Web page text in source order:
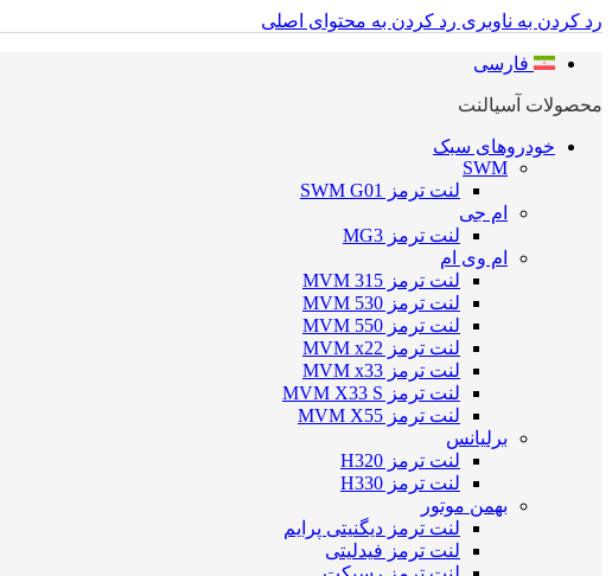
رد کردن به ناوبری رد کردن به محتوای اصلی
فارسی
محصولات آسیالنت
خودروهای سبک
SWM
لنت ترمز SWM G01
ام جی
لنت ترمز MG3
ام وی ام
لنت ترمز MVM 315
لنت ترمز MVM 530
لنت ترمز MVM 550
لنت ترمز MVM x22
لنت ترمز MVM x33
لنت ترمز MVM X33 S
لنت ترمز MVM X55
برلیانس
لنت ترمز H320
لنت ترمز H330
بهمن موتور
لنت ترمز دیگنیتی پرایم
لنت ترمز فیدلیتی